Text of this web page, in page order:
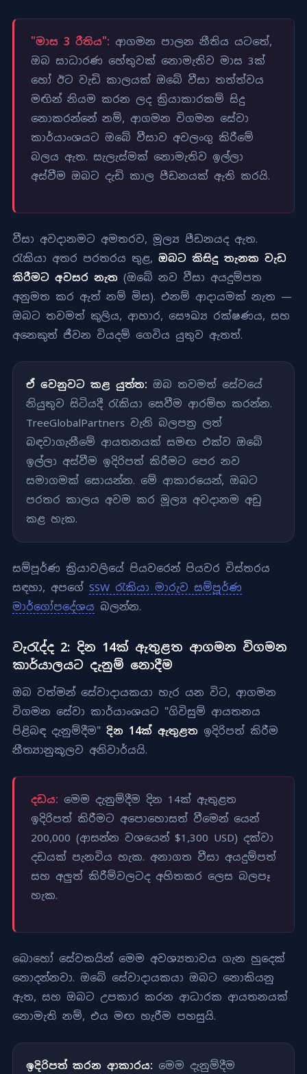
"මාස 3 රීතිය": ආගමන පාලන නීතිය යටතේ,
ඔබ සාධාරණ හේතුවක් නොමැතිව මාස 3ක්
හෝ ඊට වැඩි කාලයක් ඔබේ වීසා තත්ත්වය
මඟින් නියම කරන ලද ක්‍රියාකාරකම් සිදු
නොකරන්නේ නම්, ආගමන විගමන සේවා
කාර්යාංශයට ඔබේ වීසාව අවලංගු කිරීමේ
බලය ඇත. සැලැස්මක් නොමැතිව ඉල්ලා
අස්වීම ඔබට දැඩි කාල පීඩනයක් ඇති කරයි.
වීසා අවදානමට අමතරව, මූල්‍ය පීඩනයද ඇත.
රැකියා අතර පරතරය තුළ, ඔබට කිසිදු තැනක වැඩ
කිරීමට අවසර නැත (ඔබේ නව වීසා අයදුම්පත
අනුමත කර ඇත් නම් මිස). එනම් ආදායමක් නැත —
ඔබට තවමත් කුලිය, ආහාර, සෞඛ්‍ය රක්ෂණය, සහ
අනෙකුත් ජීවන වියදම් ගෙවිය යුතුව ඇතත්.
ඒ වෙනුවට කළ යුත්ත: ඔබ තවමත් සේවයේ
නියුතුව සිටියදී රැකියා සෙවීම ආරම්භ කරන්න.
TreeGlobalPartners වැනි බලපත්‍ර ලත්
බඳවාගැනීමේ ආයතනයක් සමඟ එක්ව ඔබේ
ඉල්ලා අස්වීම ඉදිරිපත් කිරීමට පෙර නව
සමාගමක් සොයන්න. මේ ආකාරයෙන්, ඔබට
පරතර කාලය අවම කර මූල්‍ය අවදානම අඩු
කළ හැක.
සම්පූර්ණ ක්‍රියාවලියේ පියවරෙන් පියවර විස්තරය
සඳහා, අපගේ SSW රැකියා මාරුව සම්පූර්ණ
මාර්ගෝපදේශය බලන්න.
වැරැද්ද 2: දින 14ක් ඇතුළත ආගමන විගමන
කාර්යාලයට දැනුම් නොදීම
ඔබ වත්මන් සේවාදායකයා හැර යන විට, ආගමන
විගමන සේවා කාර්යාංශයට "ගිවිසුම් ආයතනය
පිළිබඳ දැනුම්දීම" දින 14ක් ඇතුළත ඉදිරිපත් කිරීම
නීත්‍යානුකූලව අනිවාර්යයි.
දඩය: මෙම දැනුම්දීම දින 14ක් ඇතුළත
ඉදිරිපත් කිරීමට අපොහොසත් වීමෙන් යෙන්
200,000 (ආසන්න වශයෙන් $1,300 USD) දක්වා
දඩයක් පැනවිය හැක. අනාගත වීසා අයදුම්පත්
සහ අලුත් කිරීම්වලටද අහිතකර ලෙස බලපෑ
හැක.
බොහෝ සේවකයින් මෙම අවශ්‍යතාවය ගැන හුදෙක්
නොදන්නවා. ඔබේ සේවාදායකයා ඔබට නොකියනු
ඇත, සහ ඔබට උපකාර කරන ආධාරක ආයතනයක්
නොමැති නම්, එය මඟ හැරීම පහසුයි.
ඉදිරිපත් කරන ආකාරය: මෙම දැනුම්දීම